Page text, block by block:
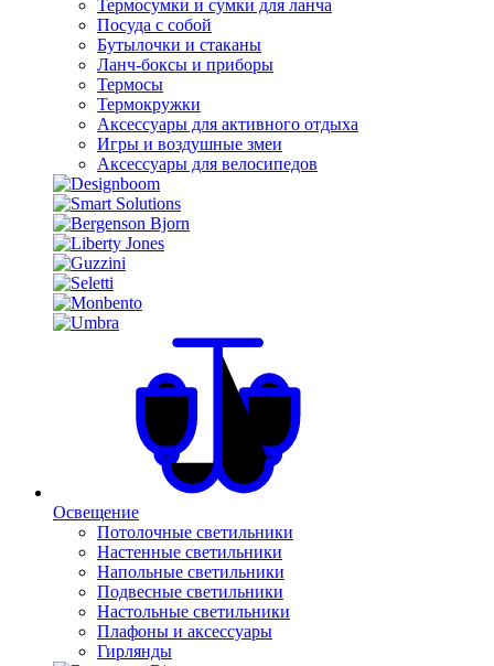
Термосумки и сумки для ланча
Посуда с собой
Бутылочки и стаканы
Ланч-боксы и приборы
Термосы
Термокружки
Аксессуары для активного отдыха
Игры и воздушные змеи
Аксессуары для велосипедов
Освещение
Потолочные светильники
Настенные светильники
Напольные светильники
Подвесные светильники
Настольные светильники
Плафоны и аксессуары
Гирлянды